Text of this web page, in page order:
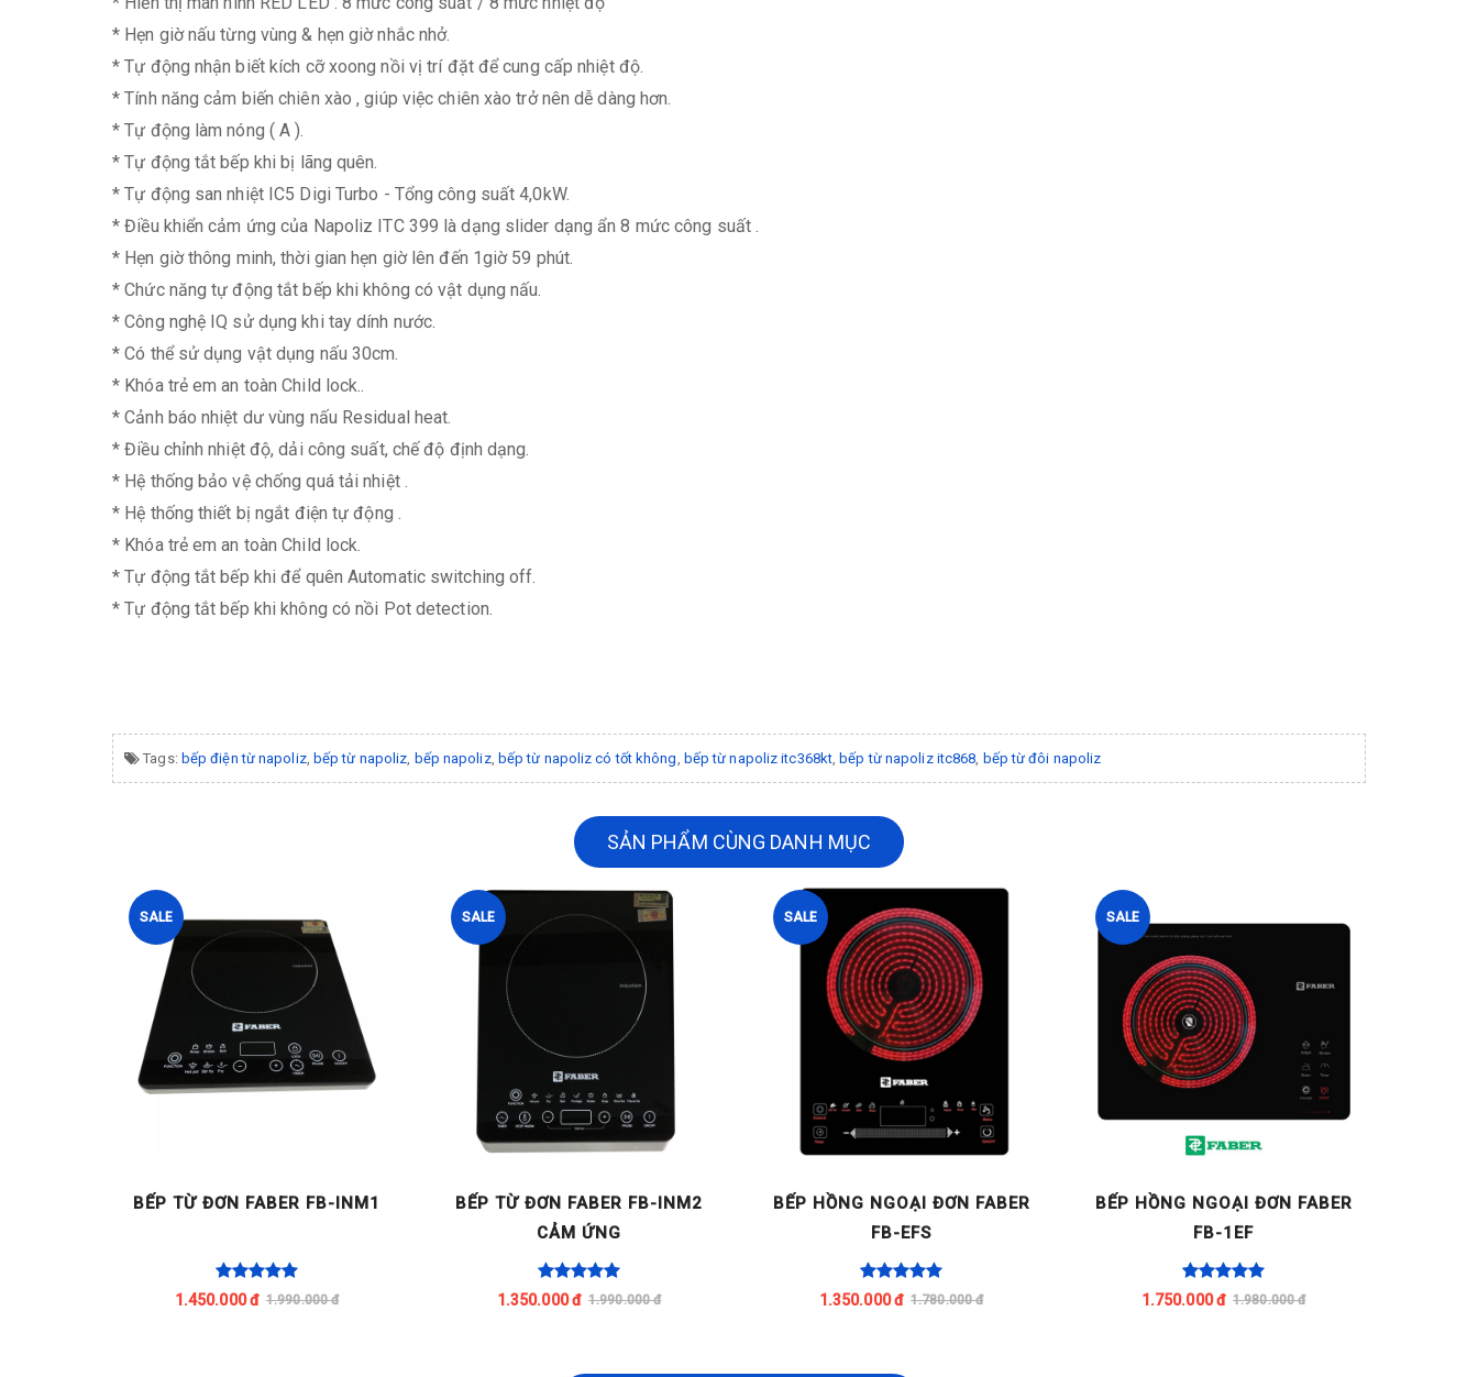
* Hẹn giờ nấu từng vùng & hẹn giờ nhắc nhở.
* Tự động nhận biết kích cỡ xoong nồi vị trí đặt để cung cấp nhiệt độ.
* Tính năng cảm biến chiên xào , giúp việc chiên xào trở nên dễ dàng hơn.
* Tự động làm nóng ( A ).
* Tự động tắt bếp khi bị lãng quên.
* Tự động san nhiệt IC5 Digi Turbo - Tổng công suất 4,0kW.
* Điều khiển cảm ứng của Napoliz ITC 399 là dạng slider dạng ẩn 8 mức công suất .
* Hẹn giờ thông minh, thời gian hẹn giờ lên đến 1giờ 59 phút.
* Chức năng tự động tắt bếp khi không có vật dụng nấu.
* Công nghệ IQ sử dụng khi tay dính nước.
* Có thể sử dụng vật dụng nấu 30cm.
* Khóa trẻ em an toàn Child lock..
* Cảnh báo nhiệt dư vùng nấu Residual heat.
* Điều chỉnh nhiệt độ, dải công suất, chế độ định dạng.
* Hệ thống bảo vệ chống quá tải nhiệt .
* Hệ thống thiết bị ngắt điện tự động .
* Khóa trẻ em an toàn Child lock.
* Tự động tắt bếp khi để quên Automatic switching off.
* Tự động tắt bếp khi không có nồi Pot detection.
Tags: bếp điện từ napoliz, bếp từ napoliz bếp napoliz, bếp từ napoliz có tốt không bếp từ napoliz itc368kt ,bếp từ napoliz itc868 bếp từ đôi napoliz
SẢN PHẨM CÙNG DANH MỤC
SALE
BẾP TỪ ĐƠN FABER FB-INM1
1.450.000 đ 1.990.000 đ
SALE
BẾP TỪ ĐƠN FABER FB-INM2
CẢM ỨNG
1.350.000 đ 1.990.000 đ
SALE
BẾP HỒNG NGOẠI ĐƠN FABER
FB-EFS
1.350.000 đ 1.780.000 đ
SALE
BẾP HỒNG NGOẠI ĐƠN FABER
FB-1EF
1.750.000 đ 1.980.000 đ